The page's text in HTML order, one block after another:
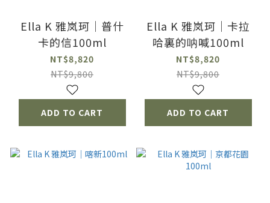
Ella K 雅岚珂｜普什
卡的信100ml
NT$8,820
NT$9,800
ADD TO CART
Ella K 雅岚珂｜卡拉
哈裏的呐喊100ml
NT$8,820
NT$9,800
ADD TO CART